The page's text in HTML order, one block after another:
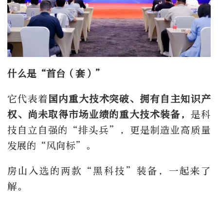
什么是“首台（套）”
它代表着国内重大技术突破、拥有自主知识产
权、尚未取得市场业绩的重大技术装备，是科
技自立自强的“排头兵”，更是制造业高质量
发展的“风向标”。
房山入选的两款“黑科技”装备，一起来了
解。